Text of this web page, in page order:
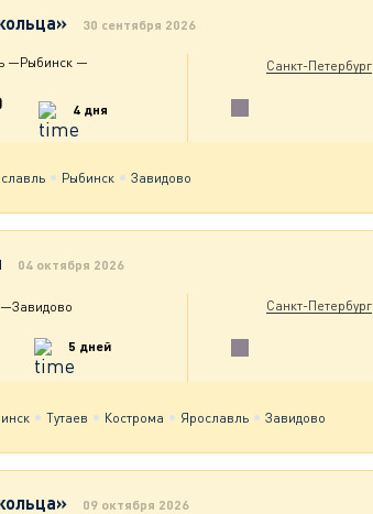
30 сентября 2026
—Рыбинск —
4 дня
Санкт-Петербург
Рыбинск Завидово
04 октября 2026
—Завидово
5 дней
Санкт-Петербург
Тутаев Кострома Ярославль Завидово
09 октября 2026